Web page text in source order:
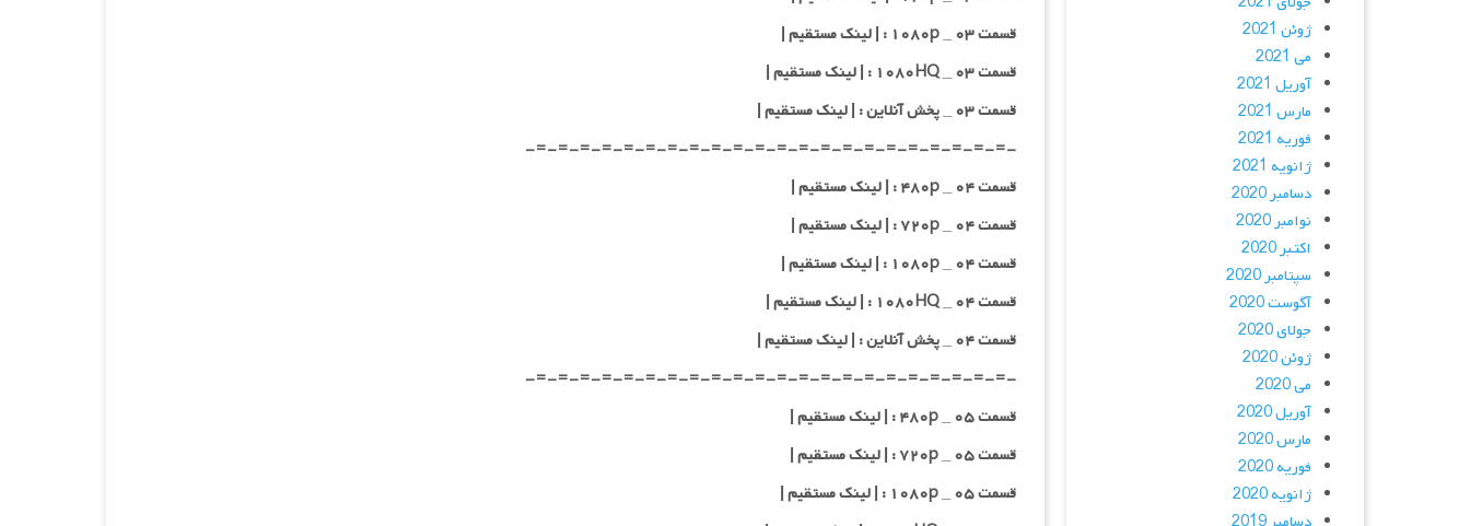
قسمت ۰۳ _ ۱۰۸۰p : | لینک مستقیم |
قسمت ۰۳ _ ۱۰۸۰HQ : | لینک مستقیم |
قسمت ۰۳ _ پخش آنلاین : | لینک مستقیم |
-=-=-=-=-=-=-=-=-=-=-=-=-=-=-=-=-=-=-=-=-=-=-
قسمت ۰۴ _ ۴۸۰p : | لینک مستقیم |
قسمت ۰۴ _ ۷۲۰p : | لینک مستقیم |
قسمت ۰۴ _ ۱۰۸۰p : | لینک مستقیم |
قسمت ۰۴ _ ۱۰۸۰HQ : | لینک مستقیم |
قسمت ۰۴ _ پخش آنلاین : | لینک مستقیم |
-=-=-=-=-=-=-=-=-=-=-=-=-=-=-=-=-=-=-=-=-=-=-
قسمت ۰۵ _ ۴۸۰p : | لینک مستقیم |
قسمت ۰۵ _ ۷۲۰p : | لینک مستقیم |
قسمت ۰۵ _ ۱۰۸۰p : | لینک مستقیم |
ژوئن 2021
می 2021
آوریل 2021
مارس 2021
فوریه 2021
ژانویه 2021
دسامبر 2020
نوامبر 2020
اکتبر 2020
سپتامبر 2020
آگوست 2020
جولای 2020
ژوئن 2020
می 2020
آوریل 2020
مارس 2020
فوریه 2020
ژانویه 2020